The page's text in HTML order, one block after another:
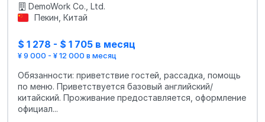
DemoWork Co., Ltd.
Пекин, Китай
$ 1 278 - $ 1 705 в месяц
¥ 9 000 - ¥ 12 000 в месяц
Обязанности: приветствие гостей, рассадка, помощь
по меню. Приветствуется базовый английский/
китайский. Проживание предоставляется, оформление
официал...